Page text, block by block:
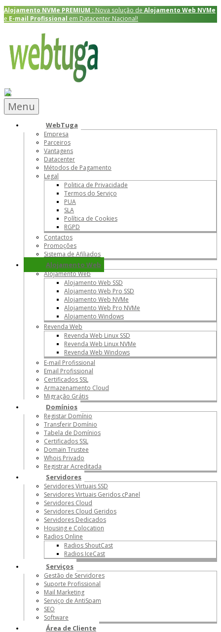
Alojamento NVMe PREMIUM : Nova solução de Alojamento Web NVMe
e E-mail Profissional em Datacenter Nacional!
Menu
WebTuga
Empresa
Parceiros
Vantagens
Datacenter
Métodos de Pagamento
Legal
Politica de Privacidade
Termos do Serviço
PUA
SLA
Política de Cookies
RGPD
Contactos
Promoções
Sistema de Afiliados
Alojamento Web
Alojamento Web
Alojamento Web SSD
Alojamento Web Pro SSD
Alojamento Web NVMe
Alojamento Web Pro NVMe
Alojamento Windows
Revenda Web
Revenda Web Linux SSD
Revenda Web Linux NVMe
Revenda Web Windows
E-mail Profissional
Email Profissional
Certificados SSL
Armazenamento Cloud
Migração Grátis
Domínios
Registar Domínio
Transferir Domínio
Tabela de Domínios
Certificados SSL
Domain Trustee
Whois Privado
Registrar Acreditada
Servidores
Servidores Virtuais SSD
Servidores Virtuais Geridos cPanel
Servidores Cloud
Servidores Cloud Geridos
Servidores Dedicados
Housing e Colocation
Radios Online
Radios ShoutCast
Radios IceCast
Serviços
Gestão de Servidores
Suporte Profissional
Mail Marketing
Serviço de AntiSpam
SEO
Software
Área de Cliente